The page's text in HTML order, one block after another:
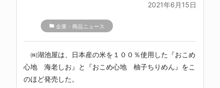
2021年6月15日
folder 企業・商品ニュース
㈱湖池屋は、日本産の米を１００％使用した『おこめ
心地 海老しお』と『おこめ心地 柚子ちりめん』をこ
のほど発売した。